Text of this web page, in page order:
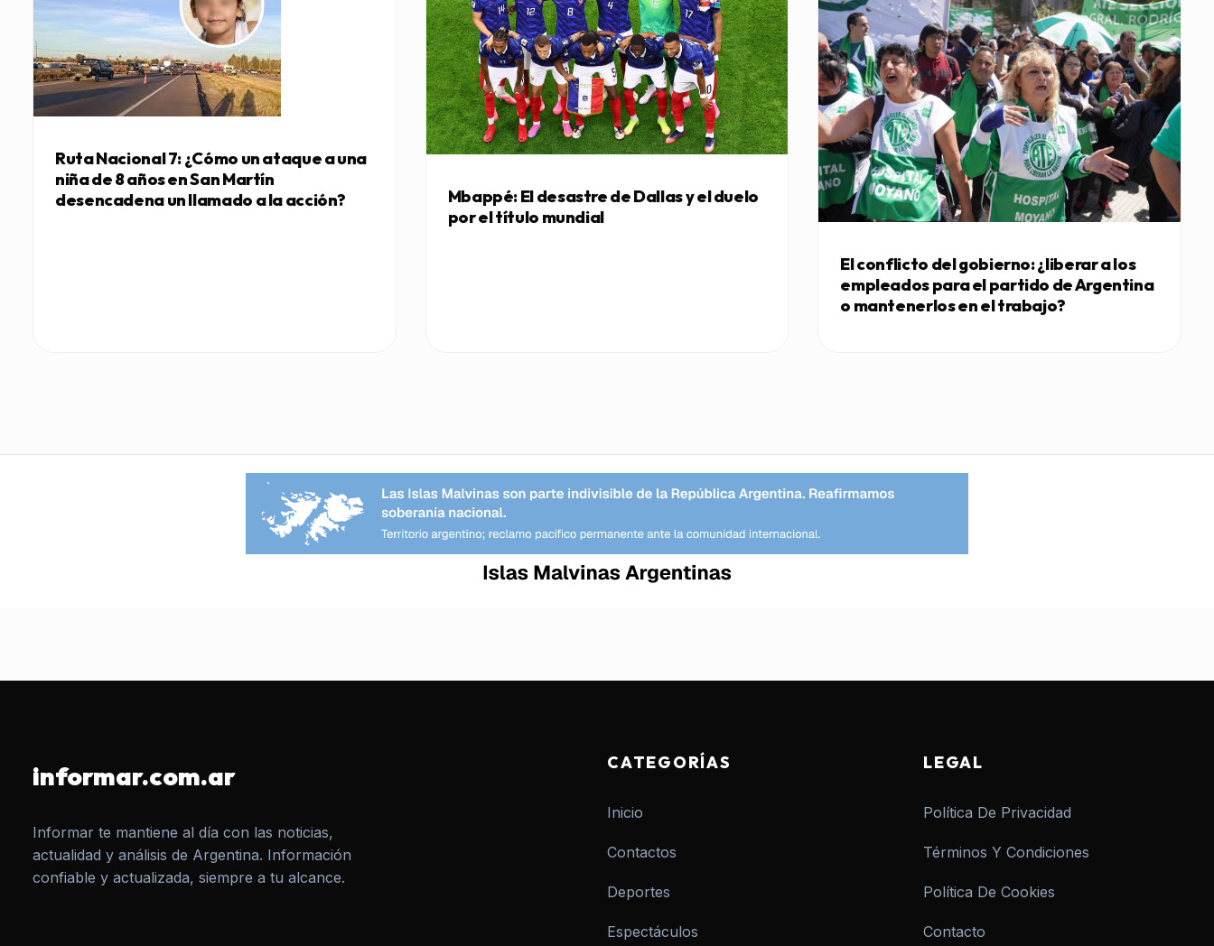
Ruta Nacional 7: ¿Cómo un ataque a una
niña de 8 años en San Martín
desencadena un llamado a la acción?
Mbappé: El desastre de Dallas y el duelo
por el título mundial
El conflicto del gobierno: ¿liberar a los
empleados para el partido de Argentina
o mantenerlos en el trabajo?
informar.com.ar
Informar te mantiene al día con las noticias,
actualidad y análisis de Argentina. Información
confiable y actualizada, siempre a tu alcance.
CATEGORÍAS
Inicio
Contactos
Deportes
Espectáculos
LEGAL
Política De Privacidad
Términos Y Condiciones
Política De Cookies
Contacto